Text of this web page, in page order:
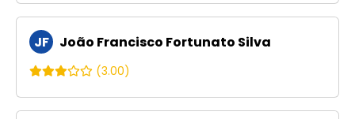
JF João Francisco Fortunato Silva
(3.00)